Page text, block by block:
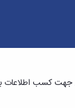
-
کسب اطلاعات